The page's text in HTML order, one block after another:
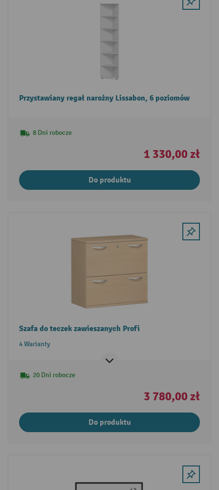
Przystawiany regał narożny Lissabon, 6 poziomów
8 Dni robocze
1 330,00 zł
Do produktu
Szafa do teczek zawieszanych Profi
4 Warianty
20 Dni robocze
3 780,00 zł
Do produktu